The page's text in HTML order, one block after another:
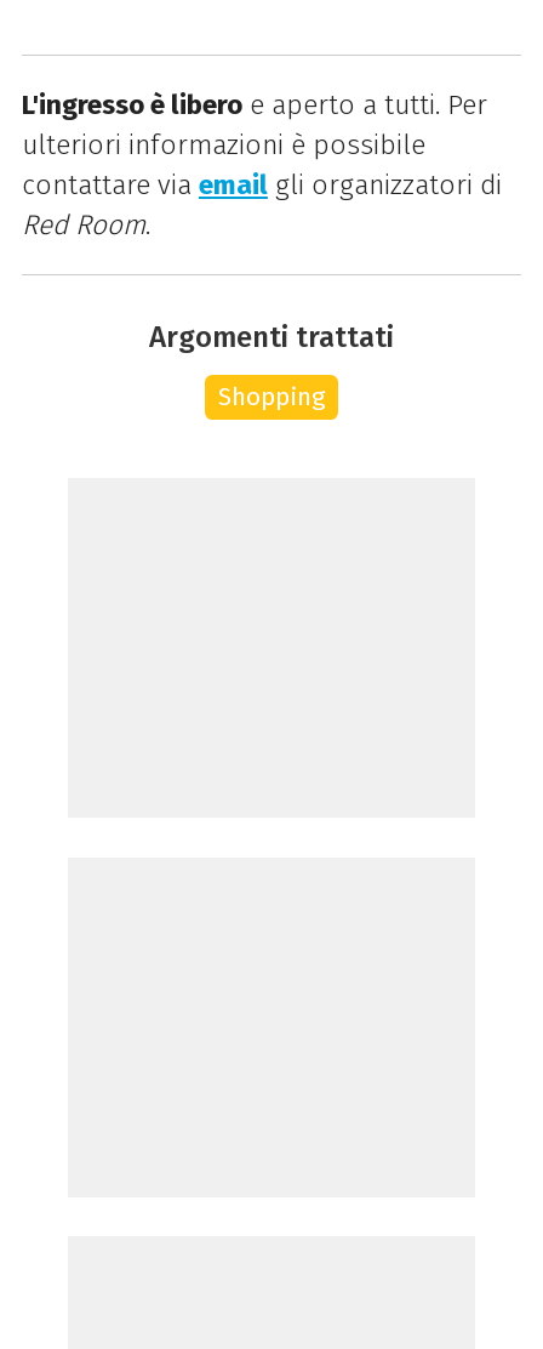
L'ingresso è liberoe aperto a tutti. Per
ulteriori informazioni è possibile
contattare via emailgli organizzatori di
Red Room.
Argomenti trattati
Shopping